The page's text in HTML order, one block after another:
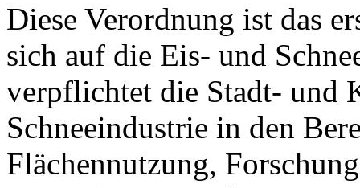
Diese Verordnung ist das
sich auf die Eis- und
verpflichtet die Stadt- und
Schneeindustrie in den
Flächennutzung,